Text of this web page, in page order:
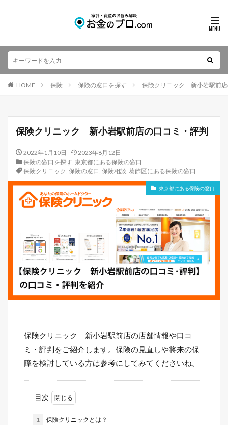
HOME 保険 保険の窓口を探す 保険クリニック 新小岩駅前
保険クリニック 新小岩駅前店の口コミ・評判
2022年1月10日
2023年8月12日
保険の窓口を探す, 東京都にある保険の窓口
保険クリニック, 保険の窓口, 保険相談, 葛飾区にある保険の窓口
東京都にある保険の窓口
保険クリニック 新小岩駅前店の店舗情報や口コ
ミ・評判をご紹介します。保険の見直しや将来の保
障を検討している方は参考にしてみてくださいね。
目次
1 保険クリニックとは？